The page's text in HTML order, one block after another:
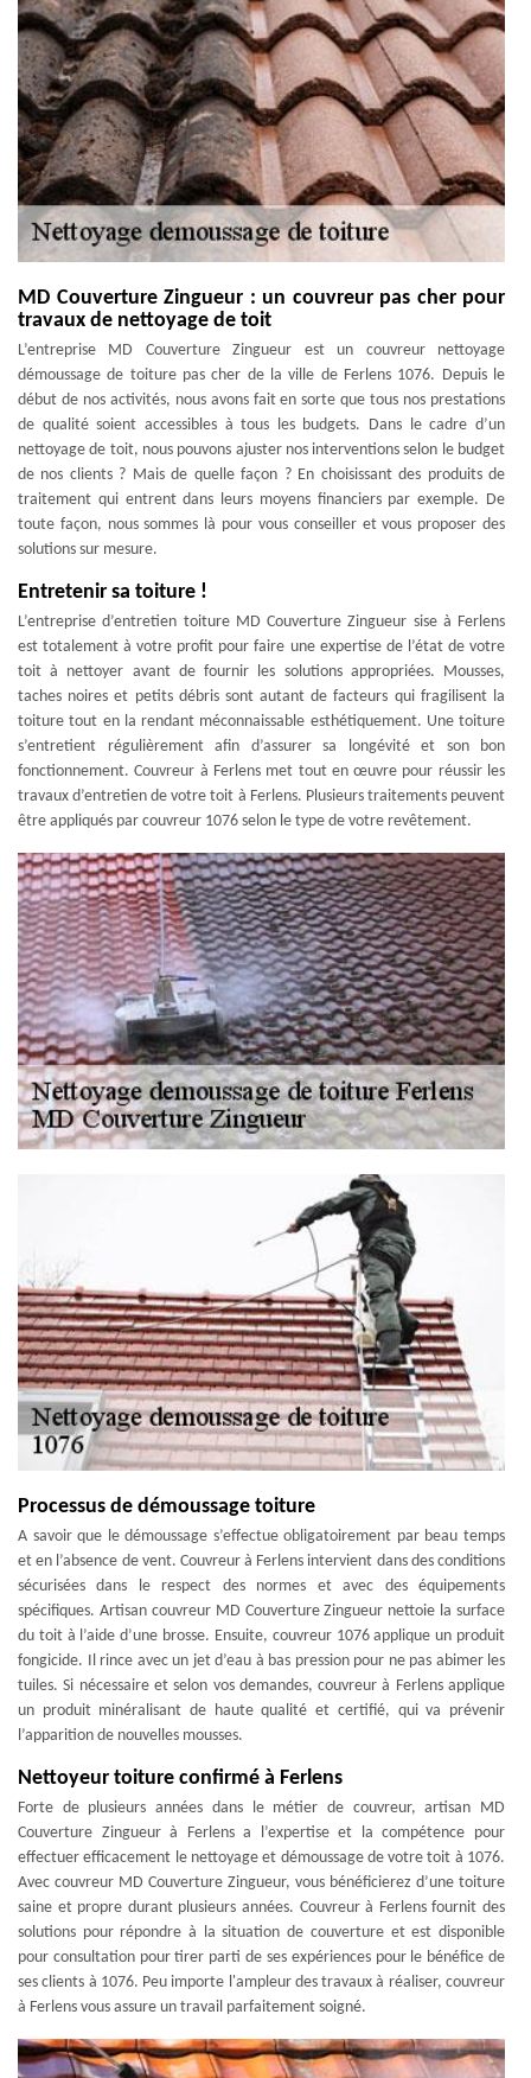
MD Couverture Zingueur : un couvreur pas cher pour
travaux de nettoyage de toit
L’entreprise MD Couverture Zingueur est un couvreur nettoyage
démoussage de toiture pas cher de la ville de Ferlens 1076. Depuis le
début de nos activités, nous avons fait en sorte que tous nos prestations
de qualité soient accessibles à tous les budgets. Dans le cadre d’un
nettoyage de toit, nous pouvons ajuster nos interventions selon le budget
de nos clients ? Mais de quelle façon ? En choisissant des produits de
traitement qui entrent dans leurs moyens financiers par exemple. De
toute façon, nous sommes là pour vous conseiller et vous proposer des
solutions sur mesure.
Entretenir sa toiture !
L’entreprise d’entretien toiture MD Couverture Zingueur sise à Ferlens
est totalement à votre profit pour faire une expertise de l’état de votre
toit à nettoyer avant de fournir les solutions appropriées. Mousses,
taches noires et petits débris sont autant de facteurs qui fragilisent la
toiture tout en la rendant méconnaissable esthétiquement. Une toiture
s’entretient régulièrement afin d’assurer sa longévité et son bon
fonctionnement. Couvreur à Ferlens met tout en œuvre pour réussir les
travaux d’entretien de votre toit à Ferlens. Plusieurs traitements peuvent
être appliqués par couvreur 1076 selon le type de votre revêtement.
Processus de démoussage toiture
A savoir que le démoussage s’effectue obligatoirement par beau temps
et en l’absence de vent. Couvreur à Ferlens intervient dans des conditions
sécurisées dans le respect des normes et avec des équipements
spécifiques. Artisan couvreur MD Couverture Zingueur nettoie la surface
du toit à l’aide d’une brosse. Ensuite, couvreur 1076 applique un produit
fongicide. Il rince avec un jet d’eau à bas pression pour ne pas abimer les
tuiles. Si nécessaire et selon vos demandes, couvreur à Ferlens applique
un produit minéralisant de haute qualité et certifié, qui va prévenir
l’apparition de nouvelles mousses.
Nettoyeur toiture confirmé à Ferlens
Forte de plusieurs années dans le métier de couvreur, artisan MD
Couverture Zingueur à Ferlens a l’expertise et la compétence pour
effectuer efficacement le nettoyage et démoussage de votre toit à 1076.
Avec couvreur MD Couverture Zingueur, vous bénéficierez d’une toiture
saine et propre durant plusieurs années. Couvreur à Ferlens fournit des
solutions pour répondre à la situation de couverture et est disponible
pour consultation pour tirer parti de ses expériences pour le bénéfice de
ses clients à 1076. Peu importe l'ampleur des travaux à réaliser, couvreur
à Ferlens vous assure un travail parfaitement soigné.